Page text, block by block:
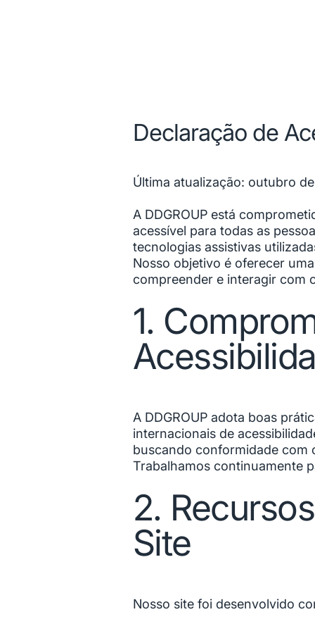
Declaração de
Última atualização: outubro
A DDGROUP está
acessível para todas as
tecnologias assistivas
Nosso objetivo é oferecer
compreender e interagir com
1.
A DDGROUP adota boas
internacionais de
buscando conformidade com
Trabalhamos continuamente
2.
Site
Nosso site foi desenvolvido